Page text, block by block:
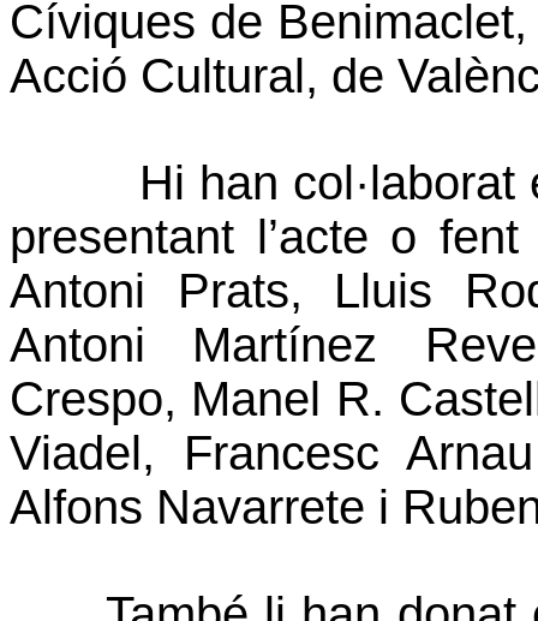
Cíviques de
Acció Cultural, de
Hi han
presentant l’acte o
Antoni Prats, Lluis
Antoni Martínez
Crespo, Manel R.
Viadel, Francesc
Alfons Navarrete i